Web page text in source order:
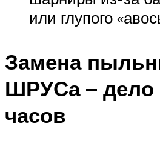
или глупого
Замена
ШРУСа – дело
часов